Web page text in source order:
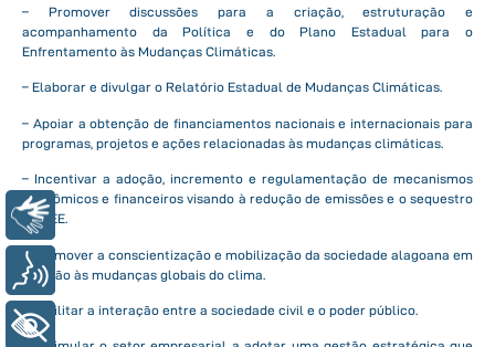
– Promover discussões para a criação, estruturação e
acompanhamento da Política e do Plano Estadual para o
Enfrentamento às Mudanças Climáticas.
– Elaborar e divulgar o Relatório Estadual de Mudanças Climáticas.
– Apoiar a obtenção de financiamentos nacionais e internacionais para
programas, projetos e ações relacionadas às mudanças climáticas.
– Incentivar a adoção, incremento e regulamentação de mecanismos
econômicos e financeiros visando à redução de emissões e o sequestro
de GEE.
– Promover a conscientização e mobilização da sociedade alagoana em
relação às mudanças globais do clima.
– Facilitar a interação entre a sociedade civil e o poder público.
Voz